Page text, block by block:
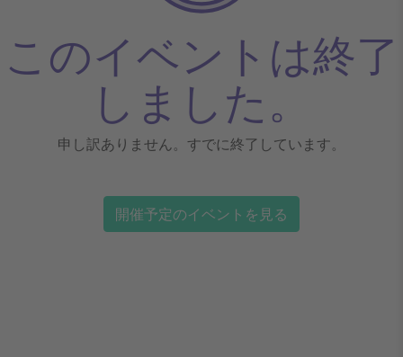
このイベントは終了
しました。
申し訳ありません。すでに終了しています。
開催予定のイベントを見る